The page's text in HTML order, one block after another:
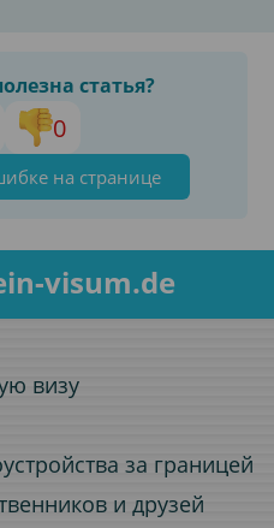
статья?
0
на странице
visum.de
визу
за границей
и друзей